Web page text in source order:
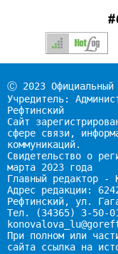
Ⓒ 2023 Официальный
Учредитель:
Рефтинский
Сайт
сфере связи,
коммуникаций.
Свидетельство о
марта 2023 года
Главный редактор -
Адрес редакции:
Рефтинский, ул.
Тел. (34365) 3-50-
При полном или
сайта ссылка на